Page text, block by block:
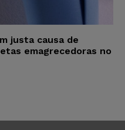
justa causa de
emagrecedoras no